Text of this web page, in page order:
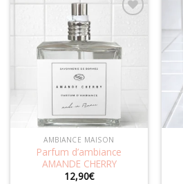
Ajouter
à la
AMBIANCE MAISON
Parfum d’ambiance
AMANDE CHERRY
12,90€